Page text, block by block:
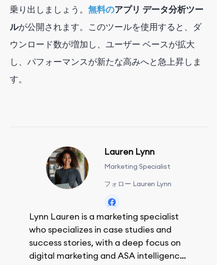
乗り出しましょう。 無料のアプリ データ分析ツー
ルが公開されます。このツールを使用すると、ダ
ウンロード数が増加し、ユーザー ベースが拡大
し、パフォーマンスが新たな高みへと急上昇しま
す。
Lauren Lynn
Marketing Specialist
フォロー Lauren Lynn
Lynn Lauren is a marketing specialist
who specializes in case studies and
success stories, with a deep focus on
digital marketing and ASA intelligence